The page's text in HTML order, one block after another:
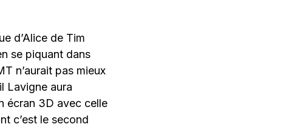
d’Alice de Tim
se piquant dans
n’aurait pas mieux
Lavigne aura
écran 3D avec celle
c’est le second